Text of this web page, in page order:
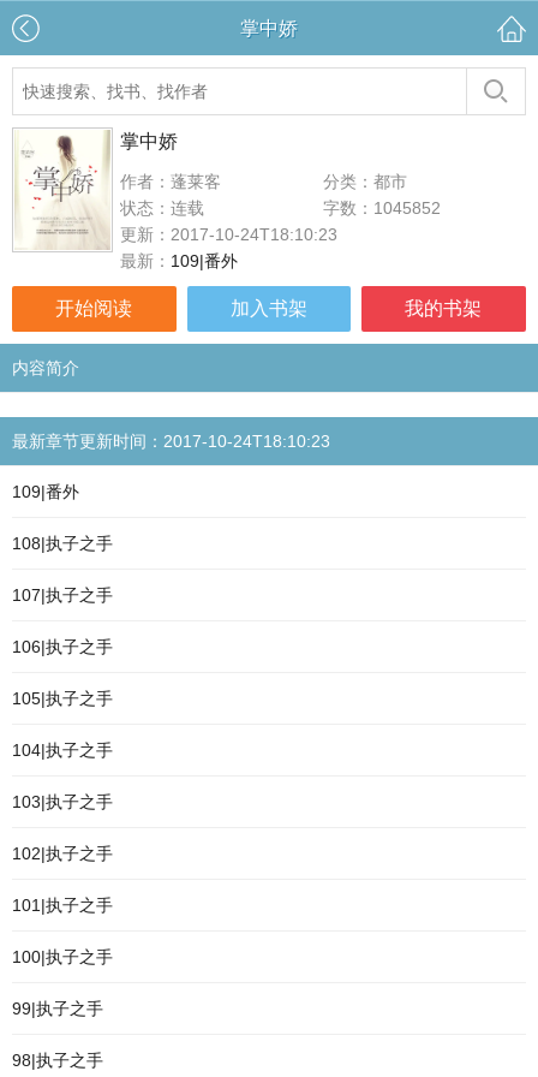
掌中娇
掌中娇
作者：蓬莱客
分类：都市
状态：连载
字数：1045852
更新：2017-10-24T18:10:23
最新： 109|番外
开始阅读 加入书架 我的书架
内容简介
最新章节更新时间：2017-10-24T18:10:23
109|番外
108|执子之手
107|执子之手
106|执子之手
105|执子之手
104|执子之手
103|执子之手
102|执子之手
101|执子之手
100|执子之手
99|执子之手
98|执子之手